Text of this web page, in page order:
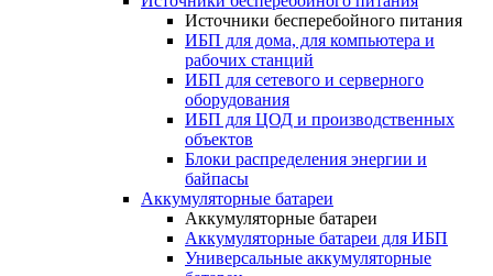
Источники бесперебойного питания
ИБП для дома, для компьютера и
рабочих станций
ИБП для сетевого и серверного
оборудования
ИБП для ЦОД и производственных
объектов
Блоки распределения энергии и
байпасы
Аккумуляторные батареи
Аккумуляторные батареи
Аккумуляторные батареи для ИБП
Универсальные аккумуляторные